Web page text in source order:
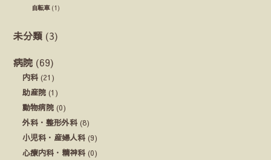
自転車(1)
未分類 (3)
病院 (69)
内科 (21)
助産院 (1)
動物病院 (0)
外科・整形外科 (8)
小児科・産婦人科 (9)
心療内科・精神科 (0)